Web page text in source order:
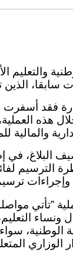
خلال الفترة
هذه
والمالية
البلاغ،
الترسيم
وإجراءات
”تأتي
ونساء
الوزاري